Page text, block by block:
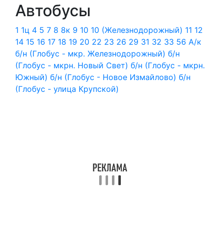
Автобусы
1 1ц 4 5 7 8 8к 9 10 10 (Железнодорожный) 11 12
14 15 16 17 18 19 20 22 23 26 29 31 32 33 56 А/к
б/н (Глобус - мкр. Железнодорожный) б/н
(Глобус - мкрн. Новый Свет) б/н (Глобус - мкрн.
Южный) б/н (Глобус - Новое Измайлово) б/н
(Глобус - улица Крупской)